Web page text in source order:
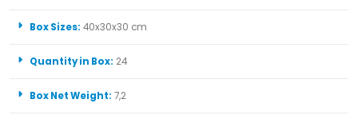
Box Sizes: 40x30x30 cm
Quantity in Box: 24
Box Net Weight: 7,2